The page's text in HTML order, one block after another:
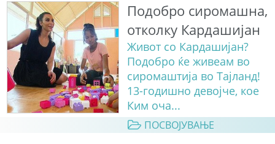
Подобро сиромашна,
отколку Кардашијан
Живот со Кардашијан?
Подобро ќе живеам во
сиромаштија во Тајланд!
13-годишно девојче, кое
Ким оча...
ПОСВОЈУВАЊЕ